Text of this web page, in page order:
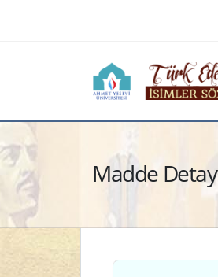
Madde Detay